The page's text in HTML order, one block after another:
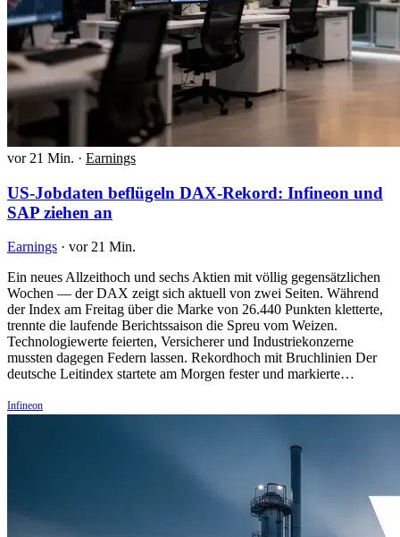
vor 21 Min. · Earnings
US-Jobdaten beflügeln DAX-Rekord: Infineon und
SAP ziehen an
Earnings · vor 21 Min.
Ein neues Allzeithoch und sechs Aktien mit völlig gegensätzlichen
Wochen — der DAX zeigt sich aktuell von zwei Seiten. Während
der Index am Freitag über die Marke von 26.440 Punkten kletterte,
trennte die laufende Berichtssaison die Spreu vom Weizen.
Technologiewerte feierten, Versicherer und Industriekonzerne
mussten dagegen Federn lassen. Rekordhoch mit Bruchlinien Der
deutsche Leitindex startete am Morgen fester und markierte…
Infineon